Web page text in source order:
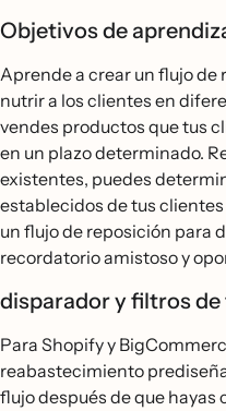
Objetivos de
Aprende a crear un flujo
nutrir a los clientes en
vendes productos que tus
en un plazo determinado.
existentes, puedes
establecidos de tus
un flujo de reposición para
recordatorio amistoso y
disparador y filtros de
Para Shopify y
reabastecimiento
flujo después de que